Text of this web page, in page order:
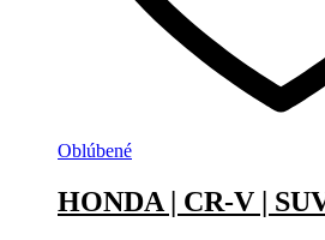
Oblúbené
HONDA | CR-V |